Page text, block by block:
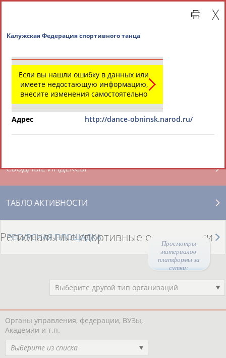
Просмотры
материалов
платформы за
сутки:
СВОДНЫЕ ИНДЕКСЫ
ТАБЛО АКТИВНОСТИ
РЕСУРСНАЯ ПЛОЩАДКА
Региональные спортивные организации
Выберите другой тип организаций
Органы управления, федерации, ВУЗы,
Академии и т.п.
Выберите из списка
Если вы нашли ошибку в данных или
имеете недостающую информацию,
внесите изменения самостоятельно
Адрес http://dance-obninsk.narod.ru/